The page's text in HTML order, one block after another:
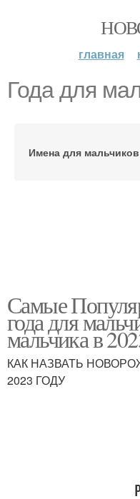
главная
Года для
Имена для мальчиков
Самые
года для
мальчика в
КАК НАЗВАТЬ
2023 ГОДУ